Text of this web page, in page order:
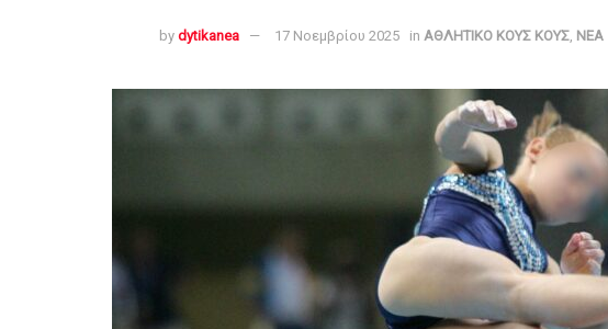
by dytikanea 17 Νοεμβρίου 2025 in ΑΘΛΗΤΙΚΟ ΚΟΥΣ ΚΟΥΣ ΝΕΑ